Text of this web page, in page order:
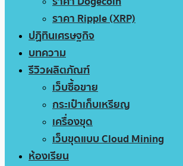
ราคา Ripple (XRP)
ปฏิทินเศรษฐกิจ
บทความ
รีวิวผลิตภัณฑ์
เว็บซื้อขาย
กระเป๋าเก็บเหรียญ
เครื่องขุด
เว็บขุดแบบ Cloud Mining
ห้องเรียน